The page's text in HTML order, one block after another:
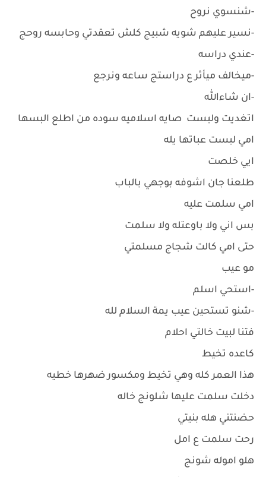
-شنسوي نروح
-نسير عليهم شويه شبيج كلش تعقدتي وحابسه روحج
-عندي دراسه
-ميخالف ميأثر ع دراستج ساعه ونرجع
-ان شاءالله
اتغديت ولبست صايه اسلاميه سوده من اطلع البسها
امي لبست عباتها يله
ايي خلصت
طلعنا جان اشوفه بوجهي بالباب
امي سلمت عليه
بس اني ولا باوعتله ولا سلمت
حتى امي كالت شجاج مسلمتي
مو عيب
-استحي اسلم
-شنو تستحين عيب يمة السلام لله
فتنا لبيت خالتي احلام
كاعده تخيط
هذا العمر كله وهي تخيط ومكسور ضهرها خطيه
دخلت سلمت عليها شلونج خاله
حضنتني هله بنيتي
رحت سلمت ع امل
هلو اموله شونج